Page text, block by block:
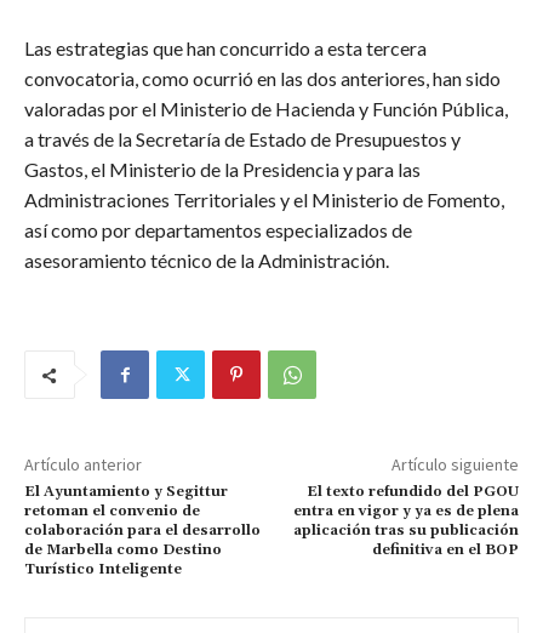
Las estrategias que han concurrido a esta tercera
convocatoria, como ocurrió en las dos anteriores, han sido
valoradas por el Ministerio de Hacienda y Función Pública,
a través de la Secretaría de Estado de Presupuestos y
Gastos, el Ministerio de la Presidencia y para las
Administraciones Territoriales y el Ministerio de Fomento,
así como por departamentos especializados de
asesoramiento técnico de la Administración.
Artículo anterior
El Ayuntamiento y Segittur
retoman el convenio de
colaboración para el desarrollo
de Marbella como Destino
Turístico Inteligente
Artículo siguiente
El texto refundido del PGOU
entra en vigor y ya es de plena
aplicación tras su publicación
definitiva en el BOP